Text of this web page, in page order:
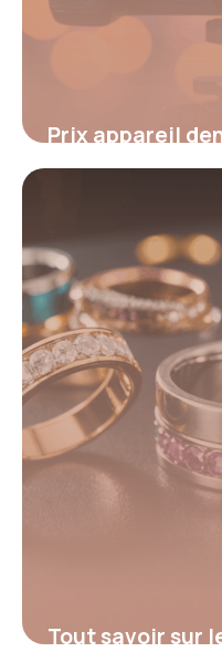
Prix appareil
conseils
Tout savoir sur